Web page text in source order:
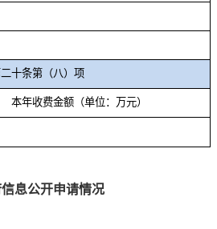
十条第（八）项
本年收费金额（单位：万元）
息公开申请情况